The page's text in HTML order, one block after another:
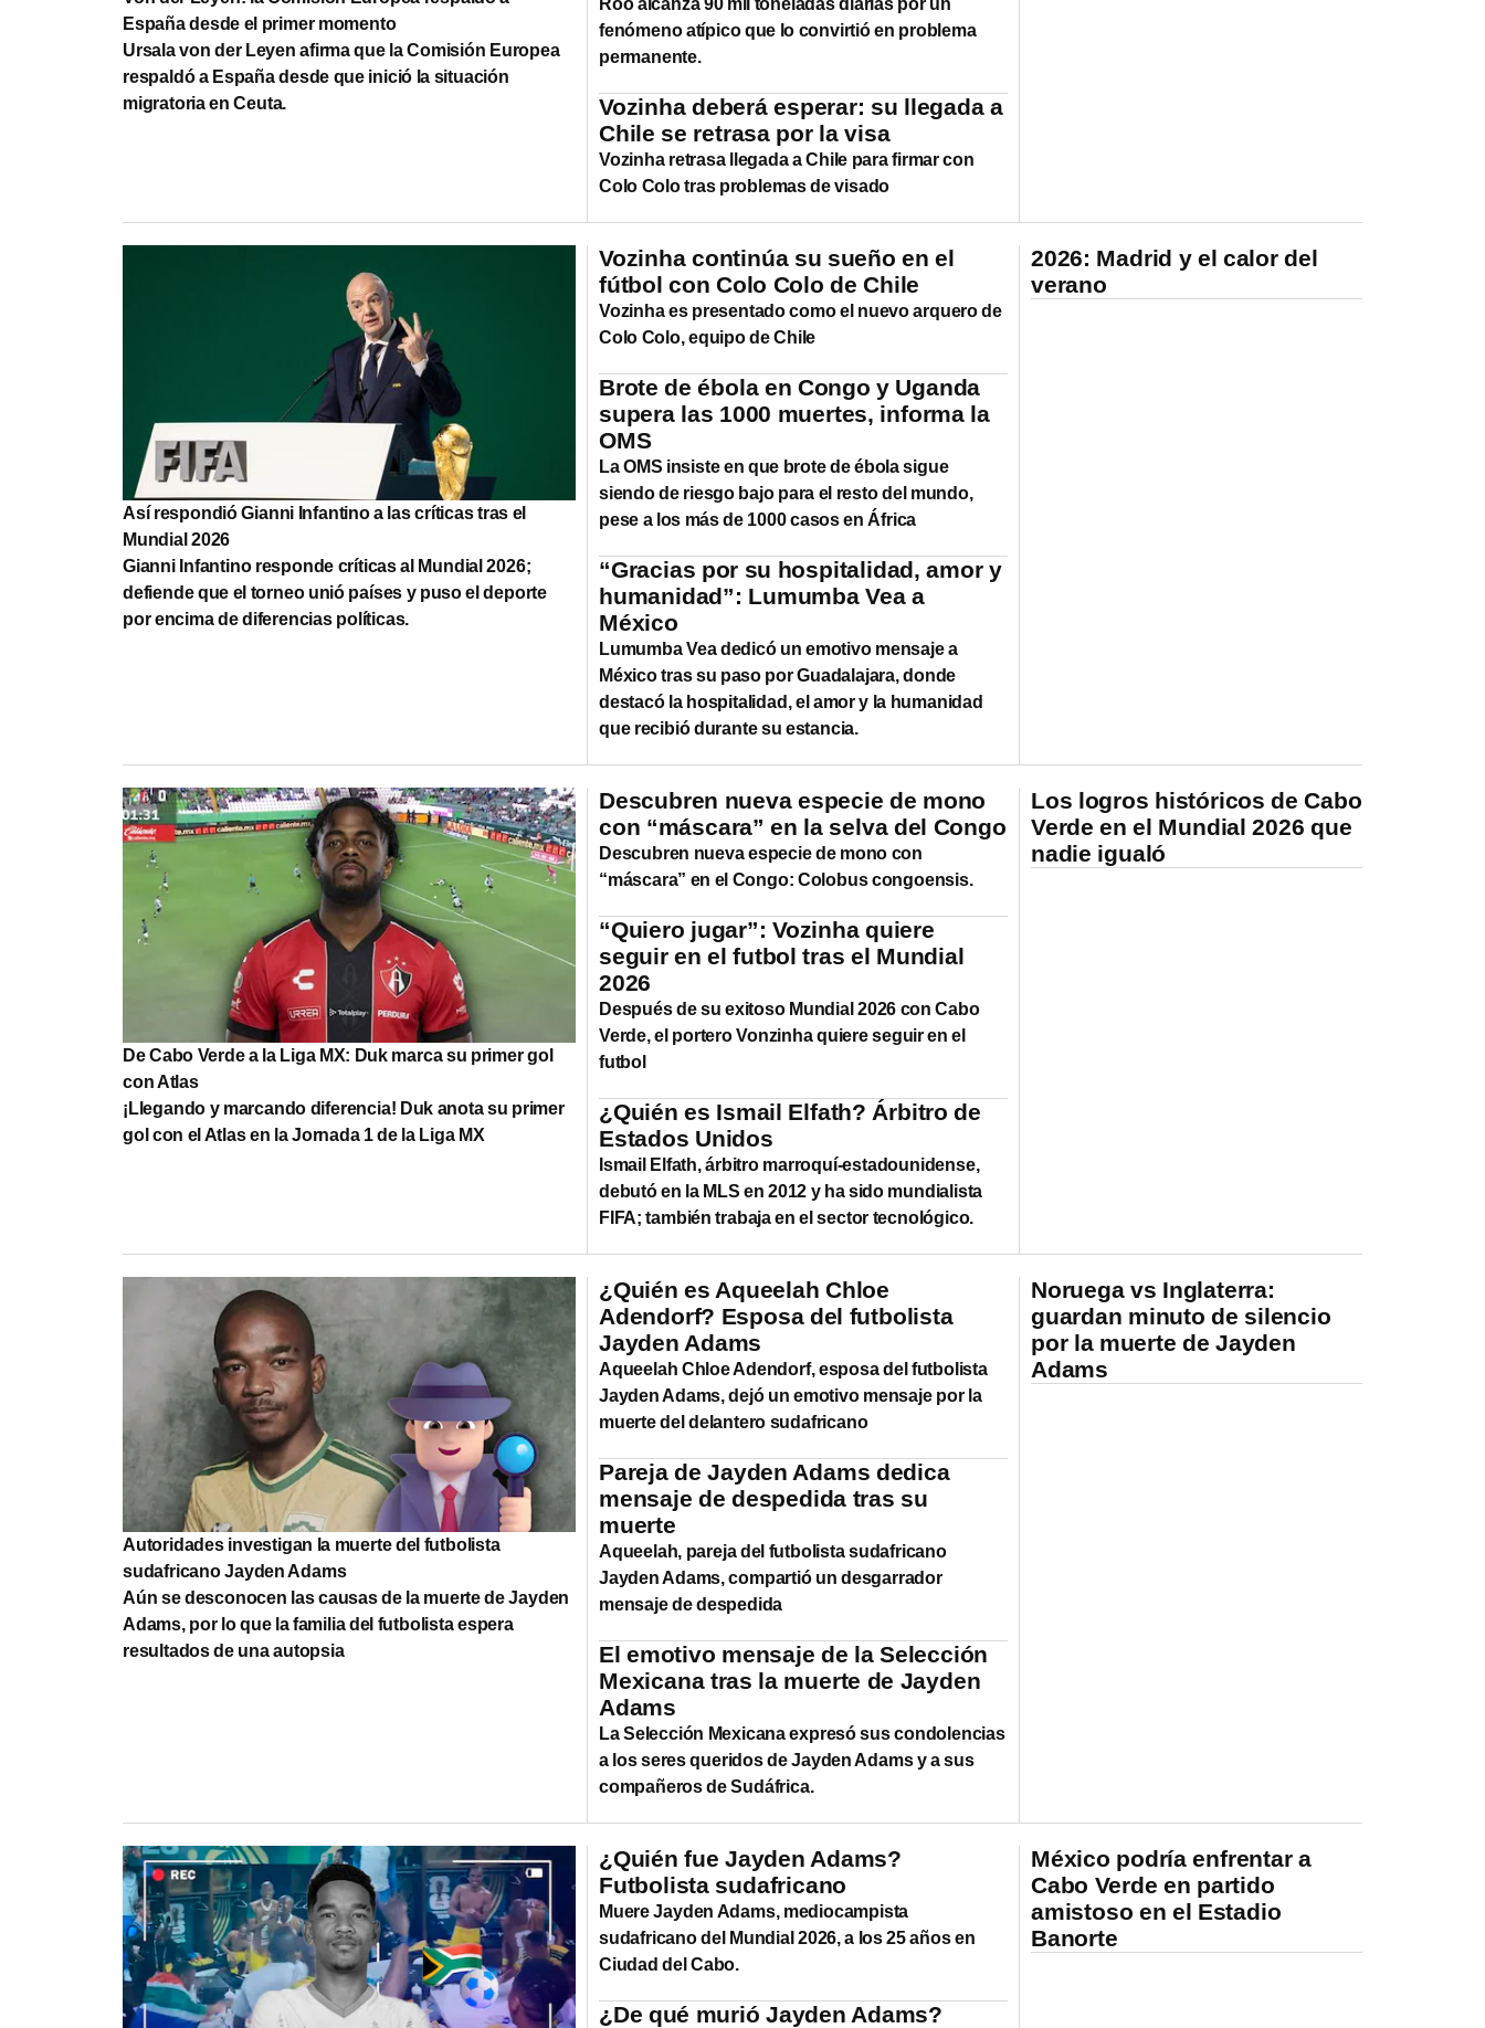
España desde el primer momento
Ursala von der Leyen afirma que la Comisión Europea
respaldó a España desde que inició la situación
migratoria en Ceuta.
fenómeno atípico que lo convirtió en problema
permanente.
Vozinha deberá esperar: su llegada a
Chile se retrasa por la visa
Vozinha retrasa llegada a Chile para firmar con
Colo Colo tras problemas de visado
Así respondió Gianni Infantino a las críticas tras el
Mundial 2026
Gianni Infantino responde críticas al Mundial 2026;
defiende que el torneo unió países y puso el deporte
por encima de diferencias políticas.
Vozinha continúa su sueño en el
fútbol con Colo Colo de Chile
Vozinha es presentado como el nuevo arquero de
Colo Colo, equipo de Chile
Brote de ébola en Congo y Uganda
supera las 1000 muertes, informa la
OMS
La OMS insiste en que brote de ébola sigue
siendo de riesgo bajo para el resto del mundo,
pese a los más de 1000 casos en África
“Gracias por su hospitalidad, amor y
humanidad”: Lumumba Vea a
México
Lumumba Vea dedicó un emotivo mensaje a
México tras su paso por Guadalajara, donde
destacó la hospitalidad, el amor y la humanidad
que recibió durante su estancia.
2026: Madrid y el calor del
verano
De Cabo Verde a la Liga MX: Duk marca su primer gol
con Atlas
¡Llegando y marcando diferencia! Duk anota su primer
gol con el Atlas en la Jornada 1 de la Liga MX
Descubren nueva especie de mono
con “máscara” en la selva del Congo
Descubren nueva especie de mono con
“máscara” en el Congo: Colobus congoensis.
“Quiero jugar”: Vozinha quiere
seguir en el futbol tras el Mundial
2026
Después de su exitoso Mundial 2026 con Cabo
Verde, el portero Vonzinha quiere seguir en el
futbol
¿Quién es Ismail Elfath? Árbitro de
Estados Unidos
Ismail Elfath, árbitro marroquí-estadounidense,
debutó en la MLS en 2012 y ha sido mundialista
FIFA; también trabaja en el sector tecnológico.
Los logros históricos de Cabo
Verde en el Mundial 2026 que
nadie igualó
Autoridades investigan la muerte del futbolista
sudafricano Jayden Adams
Aún se desconocen las causas de la muerte de Jayden
Adams, por lo que la familia del futbolista espera
resultados de una autopsia
¿Quién es Aqueelah Chloe
Adendorf? Esposa del futbolista
Jayden Adams
Aqueelah Chloe Adendorf, esposa del futbolista
Jayden Adams, dejó un emotivo mensaje por la
muerte del delantero sudafricano
Pareja de Jayden Adams dedica
mensaje de despedida tras su
muerte
Aqueelah, pareja del futbolista sudafricano
Jayden Adams, compartió un desgarrador
mensaje de despedida
El emotivo mensaje de la Selección
Mexicana tras la muerte de Jayden
Adams
La Selección Mexicana expresó sus condolencias
a los seres queridos de Jayden Adams y a sus
compañeros de Sudáfrica.
Noruega vs Inglaterra:
guardan minuto de silencio
por la muerte de Jayden
Adams
¿Quién fue Jayden Adams?
Futbolista sudafricano
Muere Jayden Adams, mediocampista
sudafricano del Mundial 2026, a los 25 años en
Ciudad del Cabo.
¿De qué murió Jayden Adams?
México podría enfrentar a
Cabo Verde en partido
amistoso en el Estadio
Banorte